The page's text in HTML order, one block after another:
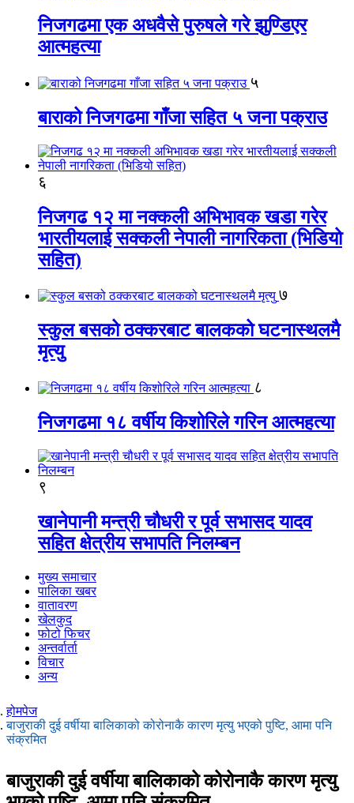
निजगढमा एक अधवैसे पुरुषले गरे झुण्डिएर
आत्महत्या
५
बाराको निजगढमा गाँजा सहित ५ जना पक्राउ
६
निजगढ १२ मा नक्कली अभिभावक खडा गरेर
भारतीयलाई सक्कली नेपाली नागरिकता (भिडियो
सहित)
७
स्कुल बसको ठक्करबाट बालकको घटनास्थलमै
मृत्यु
८
निजगढमा १८ वर्षीय किशोरिले गरिन आत्महत्या
९
खानेपानी मन्त्री चौधरी र पूर्व सभासद यादव
सहित क्षेत्रीय सभापति निलम्बन
मुख्य समाचार
पालिका खबर
वातावरण
खेलकुद
फोटो फिचर
अन्तर्वार्ता
विचार
अन्य
होमपेज
बाजुराकी दुई वर्षीया बालिकाको कोरोनाकै कारण मृत्यु भएको पुष्टि, आमा पनि
संक्रमित
बाजुराकी दुई वर्षीया बालिकाको कोरोनाकै कारण मृत्यु